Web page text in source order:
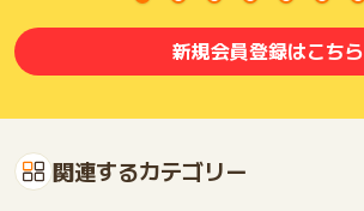
新規会員登録はこちら
関連するカテゴリー